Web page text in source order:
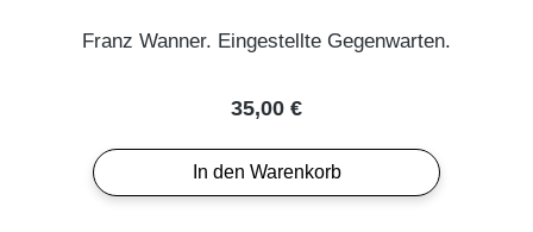
Franz Wanner. Eingestellte Gegenwarten.
Regulärer Preis:
35,00 €
In den Warenkorb